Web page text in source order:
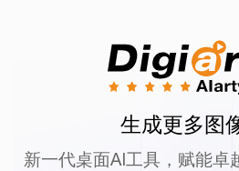
生成更多图
新一代桌面AI工具，赋能卓